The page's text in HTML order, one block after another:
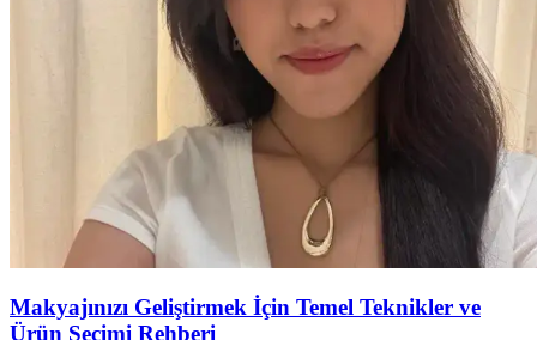
Makyajınızı Geliştirmek İçin Temel Teknikler ve
Ürün Seçimi Rehberi